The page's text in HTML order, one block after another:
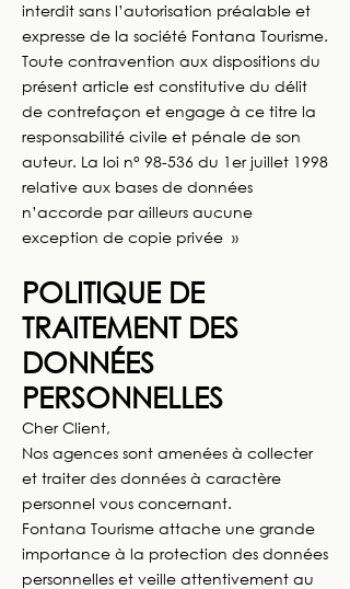
interdit sans l’autorisation préalable et
expresse de la société Fontana Tourisme.
Toute contravention aux dispositions du
présent article est constitutive du délit
de contrefaçon et engage à ce titre la
responsabilité civile et pénale de son
auteur. La loi n° 98-536 du 1er juillet 1998
relative aux bases de données
n’accorde par ailleurs aucune
exception de copie privée »
POLITIQUE DE
TRAITEMENT DES
DONNÉES
PERSONNELLES
Cher Client,
Nos agences sont amenées à collecter
et traiter des données à caractère
personnel vous concernant.
Fontana Tourisme attache une grande
importance à la protection des données
personnelles et veille attentivement au